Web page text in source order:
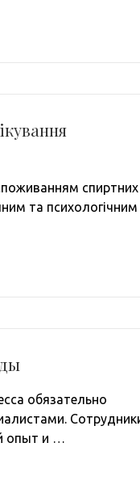
спиртних
та психологічним
обязательно
опыт и …